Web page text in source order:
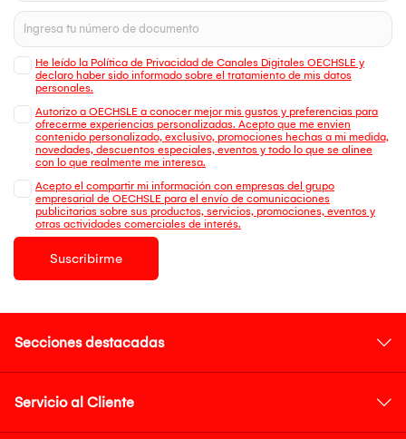
He leído la Política de Privacidad de Canales Digitales OECHSLE y
declaro haber sido informado sobre el tratamiento de mis datos
personales.
Autorizo a OECHSLE a conocer mejor mis gustos y preferencias para
ofrecerme experiencias personalizadas. Acepto que me envien
contenido personalizado, exclusivo, promociones hechas a mi medida,
novedades, descuentos especiales, eventos y todo lo que se alinee
con lo que realmente me interesa.
Acepto el compartir mi información con empresas del grupo
empresarial de OECHSLE para el envío de comunicaciones
publicitarias sobre sus productos, servicios, promociones, eventos y
otras actividades comerciales de interés.
Suscribirme
Secciones destacadas
Servicio al Cliente